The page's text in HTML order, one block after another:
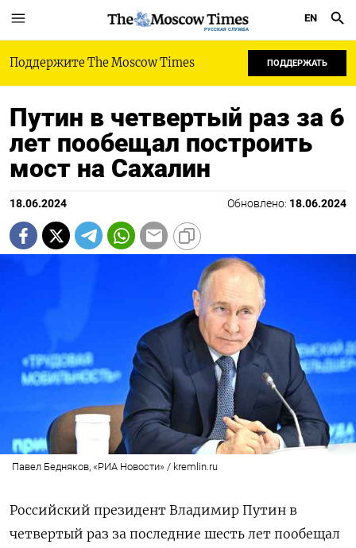
РУССКАЯ СЛУЖБА
EN
Поддержите The Moscow Times ПОДДЕРЖАТЬ
Путин в четвертый раз за 6
лет пообещал построить
мост на Сахалин
18.06.2024 Обновлено: 18.06.2024
Павел Бедняков, «РИА Новости» / kremlin.ru
Российский президент Владимир Путин в
четвертый раз за последние шесть лет пообещал